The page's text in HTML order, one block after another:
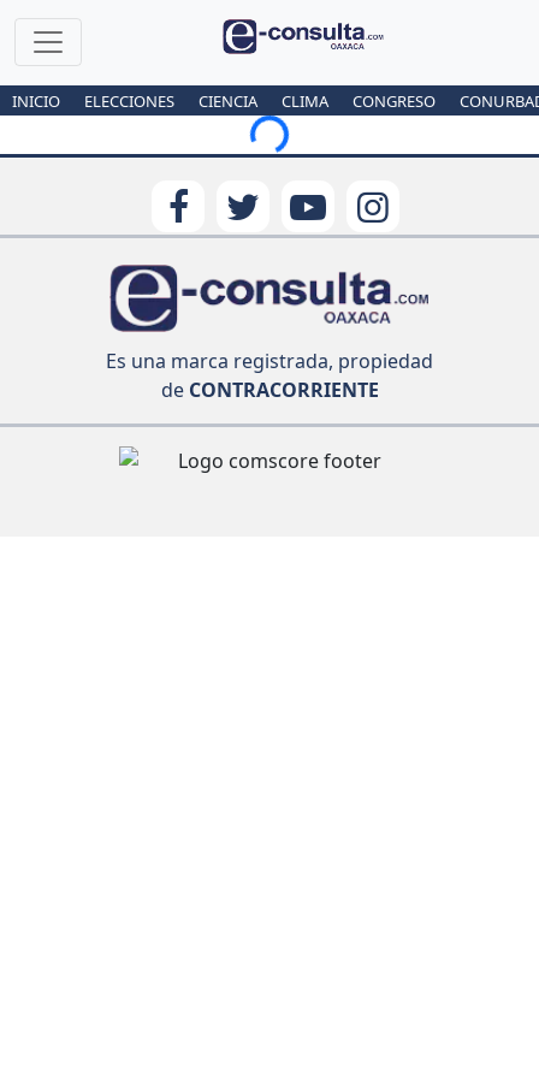
INICIO ELECCIONES CIENCIA CLIMA CONGRESO
Loading...
Es una marca registrada, propiedad
deCONTRACORRIENTE